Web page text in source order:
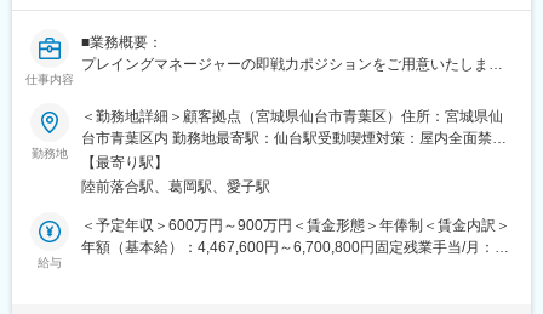
融分野への事業拡大やデジタルシフトの流れが加速しており、IT
への期待値は更に増しています。
そのなかで、NTTデータグループの営業窓口として、顧客に最も
近い立場で、顧客戦略立案から提案・折衝に携わることができま
NTTデータ東北の独自ソリューションのほか、NTTデータおよび
グループ各社の持つソリューション・先進技術を活用し、顧客お
よび顧客の先にいる地域の課題解決や事業拡大に資する提案活動
を行うことが可能です。
しており、顧客と共同での活用検討といった上流部分からの提案
に従事することができます。
仕事内容
■業務概要：
プレイングマネージャーの即戦力ポジションをご用意いたしま
BtoB向けの開発プロジェクトにおいて、プレイングマネージャー
として活躍頂ける方を募集致します。
エンドユーザーとの直接折衝やマネジメント、要件定義、設計、
開発まで一貫した仕事に、裁量を持って働く事が可能です。
また、仙台に当社の拠点を新たに構築したく、将来的にその拠点
を取りまとめる立ち位置をお任せしたいと考えております。
勤務地
＜勤務地詳細＞顧客拠点（宮城県仙台市青葉区）住所：宮城県仙
台市青葉区内 勤務地最寄駅：仙台駅受動喫煙対策：屋内全面禁煙
変更の範囲：本社および全国の拠点、顧客先、または自宅
【最寄り駅】
陸前落合駅、葛岡駅、愛子駅
給与
＜予定年収＞600万円～900万円＜賃金形態＞年俸制＜賃金内訳＞
年額（基本給）：4,467,600円～6,700,800円固定残業手当/月：